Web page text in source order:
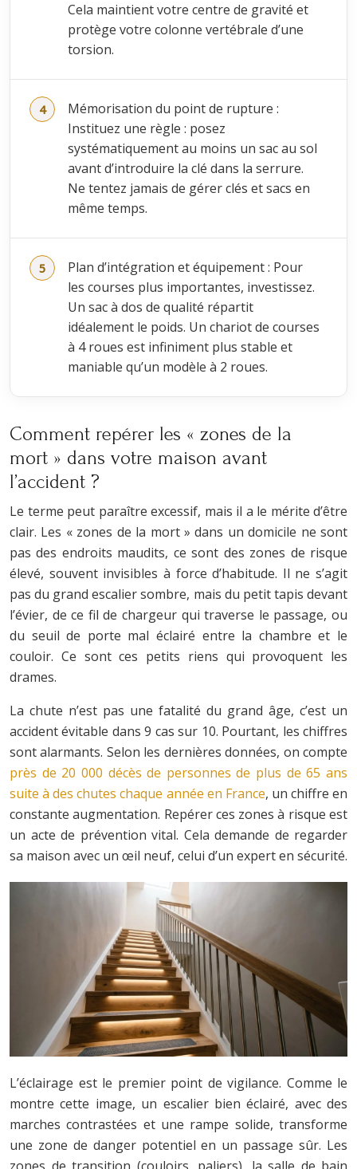
Cela maintient votre centre de gravité et
protège votre colonne vertébrale d’une
torsion.
Mémorisation du point de rupture :
Instituez une règle : posez
systématiquement au moins un sac au sol
avant d’introduire la clé dans la serrure.
Ne tentez jamais de gérer clés et sacs en
même temps.
Plan d’intégration et équipement : Pour
les courses plus importantes, investissez.
Un sac à dos de qualité répartit
idéalement le poids. Un chariot de courses
à 4 roues est infiniment plus stable et
maniable qu’un modèle à 2 roues.
Comment repérer les « zones de la
mort » dans votre maison avant
l’accident ?
Le terme peut paraître excessif, mais il a le mérite d’être
clair. Les « zones de la mort » dans un domicile ne sont
pas des endroits maudits, ce sont des zones de risque
élevé, souvent invisibles à force d’habitude. Il ne s’agit
pas du grand escalier sombre, mais du petit tapis devant
l’évier, de ce fil de chargeur qui traverse le passage, ou
du seuil de porte mal éclairé entre la chambre et le
couloir. Ce sont ces petits riens qui provoquent les
drames.
La chute n’est pas une fatalité du grand âge, c’est un
accident évitable dans 9 cas sur 10. Pourtant, les chiffres
sont alarmants. Selon les dernières données, on compte
près de 20 000 décès de personnes de plus de 65 ans
suite à des chutes chaque année en France, un chiffre en
constante augmentation. Repérer ces zones à risque est
un acte de prévention vital. Cela demande de regarder
sa maison avec un œil neuf, celui d’un expert en sécurité.
L’éclairage est le premier point de vigilance. Comme le
montre cette image, un escalier bien éclairé, avec des
marches contrastées et une rampe solide, transforme
une zone de danger potentiel en un passage sûr. Les